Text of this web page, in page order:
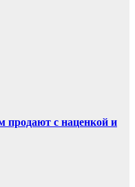
продают с наценкой и